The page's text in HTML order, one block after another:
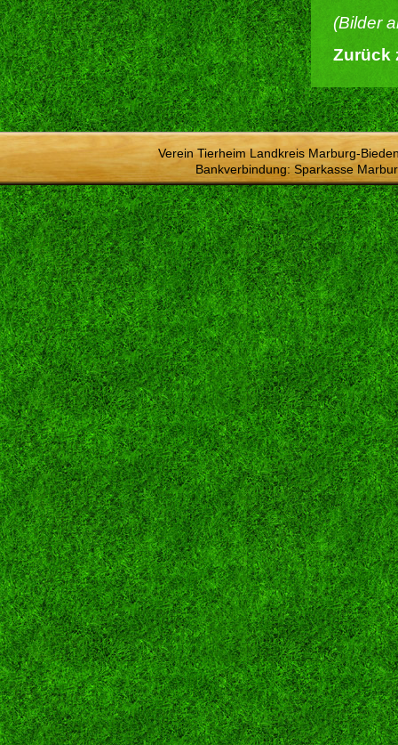
(Bilder
Zurück
Verein Tierheim Landkreis Marburg-
Bankverbindung: Sparkasse